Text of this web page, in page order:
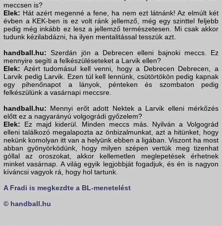
meccsen is?
Elek: Hát azért megenné a fene, ha nem ezt látnánk! Az elmúlt két
évben a KEK-ben is ez volt ránk jellemző, még egy szinttel feljebb
pedig még inkább ez lesz a jellemző természetesen. Mi csak akkor
tudunk kézilabdázni, ha ilyen mentalitással tesszük azt.
handball.hu: Szerdán jön a Debrecen elleni bajnoki meccs. Ez
mennyire segíti a felkészüléseteket a Larvik ellen?
Elek: Azért tudomásul kell venni, hogy a Debrecen Debrecen, a
Larvik pedig Larvik. Ezen túl kell lennünk, csütörtökön pedig kapnak
egy pihenőnapot a lányok, pénteken és szombaton pedig
felkészülünk a vasárnapi meccsre.
handball.hu: Mennyi erőt adott Nektek a Larvik elleni mérkőzés
előtt ez a nagyarányú volgográdi győzelem?
Elek: Ez majd kiderül. Minden meccs más. Nyilván a Volgográd
elleni találkozó megalapozta az önbizalmunkat, azt a hitünket, hogy
nekünk komolyan itt van a helyünk ebben a ligában. Viszont ha most
abban gyönyörködünk, hogy milyen szépen vertük meg tizenhat
góllal az oroszokat, akkor kellemetlen meglepetések érhetnek
minket vasárnap. A világ egyik legjobbját fogadjuk, és én is nagyon
kíváncsi vagyok rá, hogy hol tartunk.
A Fradi is megkezdte a BL-menetelést
© handball.hu